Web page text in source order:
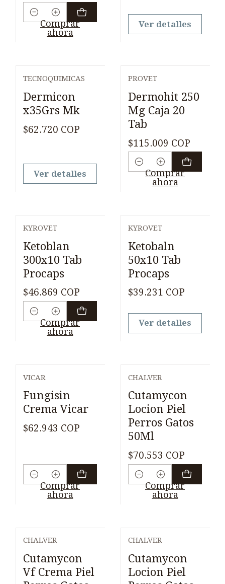
Cantidad
Comprar
ahora
Ver detalles
TECNOQUIMICAS
Dermicon
x35Grs Mk
$62.720 COP
Ver detalles
PROVET
Dermohit 250
Mg Caja 20
Tab
$115.009 COP
Cantidad
Comprar
ahora
KYROVET
Ketoblan
300x10 Tab
Procaps
$46.869 COP
Cantidad
Comprar
ahora
KYROVET
Ketobaln
50x10 Tab
Procaps
$39.231 COP
Ver detalles
VICAR
Fungisin
Crema Vicar
$62.943 COP
Cantidad
Comprar
ahora
CHALVER
Cutamycon
Locion Piel
Perros Gatos
50Ml
$70.553 COP
Cantidad
Comprar
ahora
CHALVER
Cutamycon
Vf Crema Piel
CHALVER
Cutamycon
Locion Piel